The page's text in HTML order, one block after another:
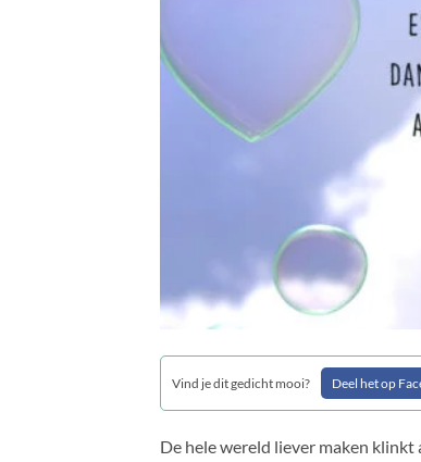
Vind je dit gedicht mooi? Deel het op
De hele wereld liever maken klinkt